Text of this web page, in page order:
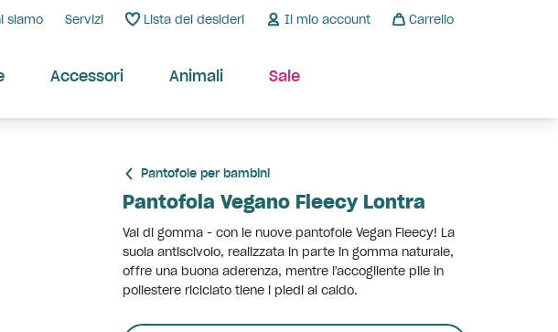
siamo Servizi Lista dei desideri Il mio account Carrello
Accessori Animali Sale
Pantofole per bambini
Pantofola Vegano Fleecy Lontra
Vai di gomma - con le nuove pantofole Vegan Fleecy! La
suola antiscivolo, realizzata in parte in gomma naturale,
offre una buona aderenza, mentre l'accogliente pile in
poliestere riciclato tiene i piedi al caldo.